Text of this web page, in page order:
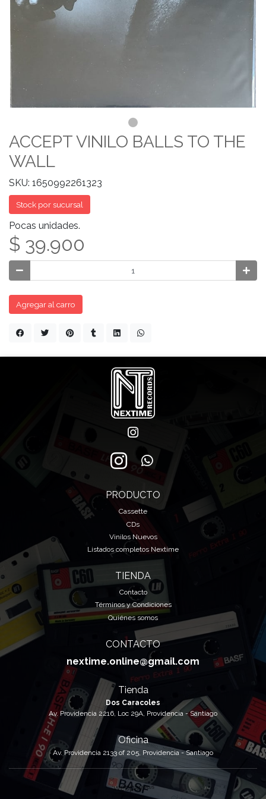
ACCEPT VINILO BALLS TO THE
WALL
SKU: 1650992261323
Stock por sucursal
Pocas unidades.
$ 39.900
Agregar al carro
PRODUCTO
Cassette
CDs
Vinilos Nuevos
Listados completos Nextime
TIENDA
Contacto
Términos y Condiciones
Quiénes somos
CONTACTO
nextime.online@gmail.com
Tienda
Dos Caracoles
Av. Providencia 2216, Loc 29A, Providencia - Santiago
Oficina
Av. Providencia 2133 of 205, Providencia - Santiago